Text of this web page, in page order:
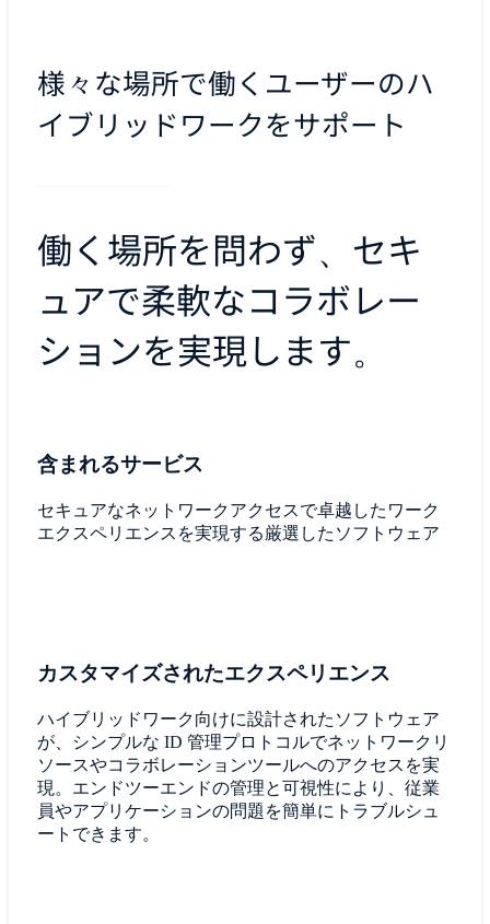
様々な場所で働くユーザーのハ
イブリッドワークをサポート
働く場所を問わず、セキ
ュアで柔軟なコラボレー
ションを実現します。
含まれるサービス
セキュアなネットワークアクセスで卓越したワーク
エクスペリエンスを実現する厳選したソフトウェア
カスタマイズされたエクスペリエンス
ハイブリッドワーク向けに設計されたソフトウェア
が、シンプルな ID 管理プロトコルでネットワークリ
ソースやコラボレーションツールへのアクセスを実
現。エンドツーエンドの管理と可視性により、従業
員やアプリケーションの問題を簡単にトラブルシュ
ートできます。